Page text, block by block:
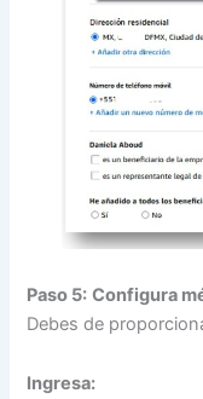
Paso 5: Configura
Debes de
Ingresa: